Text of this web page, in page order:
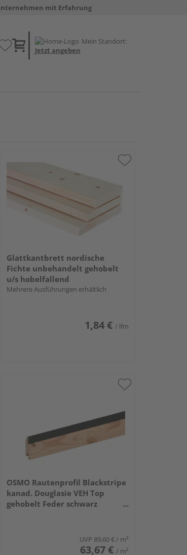
mit Erfahrung
Mein Standort:
Jetzt angeben
Glattkantbrett nordische
Fichte unbehandelt gehobelt
u/s hobelfallend
Mehrere Ausführungen erhältlich
1,84 € / lfm
OSMO Rautenprofil Blackstripe
kanad. Douglasie VEH Top
gehobelt Feder schwarz
UVP 89,60 €/ m²
63,67 € / m²